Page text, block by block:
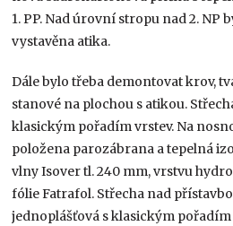
1. PP. Nad úrovní stropu nad 2. NP
vystavěna atika.
Dále bylo třeba demontovat krov,
stanové na plochou s atikou.
klasickým pořadím vrstev. Na
položena parozábrana a tepelná
vlny Isover tl. 240 mm, vrstvu
fólie Fatrafol. Střecha nad
jednoplášťová s klasickým pořadím